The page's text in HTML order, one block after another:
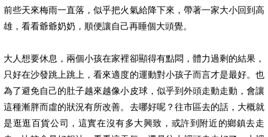
前些天來梅雨一直落，似乎把火氣給降下來，帶著一家大小回到高
雄，看看爺爺奶奶，順便讓自己再睡個大頭覺。
大人想要休息，兩個小孩在家裡卻顯得有點悶，體力過剩的結果，
只好在沙發跳上跳上，看來適度的運動對小孩子而言才是最好。也
為了避免自己的肚子越來越像小皮球，似乎到外頭走動走動，會讓
這種漸胖而虛的狀況有所改善。去哪好呢？往市區去的話，大概就
是逛逛百貨公司，這實在沒有多大興致，或許到附近的鄉鎮去走